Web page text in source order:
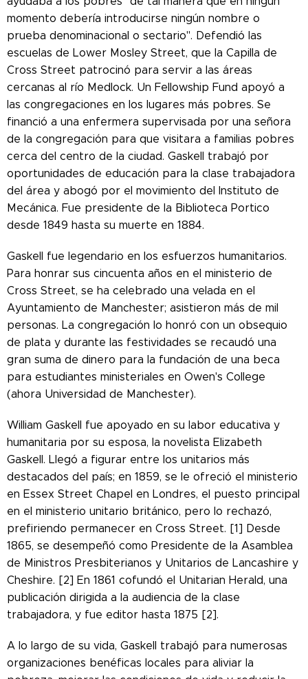
momento debería introducirse ningún nombre o
prueba denominacional o sectario". Defendió las
escuelas de Lower Mosley Street, que la Capilla de
Cross Street patrocinó para servir a las áreas
cercanas al río Medlock. Un Fellowship Fund apoyó a
las congregaciones en los lugares más pobres. Se
financió a una enfermera supervisada por una señora
de la congregación para que visitara a familias pobres
cerca del centro de la ciudad. Gaskell trabajó por
oportunidades de educación para la clase trabajadora
del área y abogó por el movimiento del Instituto de
Mecánica. Fue presidente de la Biblioteca Portico
desde 1849 hasta su muerte en 1884.
Gaskell fue legendario en los esfuerzos humanitarios.
Para honrar sus cincuenta años en el ministerio de
Cross Street, se ha celebrado una velada en el
Ayuntamiento de Manchester; asistieron más de mil
personas. La congregación lo honró con un obsequio
de plata y durante las festividades se recaudó una
gran suma de dinero para la fundación de una beca
para estudiantes ministeriales en Owen's College
(ahora Universidad de Manchester).
William Gaskell fue apoyado en su labor educativa y
humanitaria por su esposa, la novelista Elizabeth
Gaskell. Llegó a figurar entre los unitarios más
destacados del país; en 1859, se le ofreció el ministerio
en Essex Street Chapel en Londres, el puesto principal
en el ministerio unitario británico, pero lo rechazó,
prefiriendo permanecer en Cross Street. [1] Desde
1865, se desempeñó como Presidente de la Asamblea
de Ministros Presbiterianos y Unitarios de Lancashire y
Cheshire. [2] En 1861 cofundó el Unitarian Herald, una
publicación dirigida a la audiencia de la clase
trabajadora, y fue editor hasta 1875 [2].
A lo largo de su vida, Gaskell trabajó para numerosas
organizaciones benéficas locales para aliviar la